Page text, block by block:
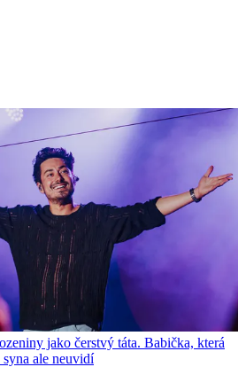
jako čerstvý táta. Babička, která
ale neuvidí